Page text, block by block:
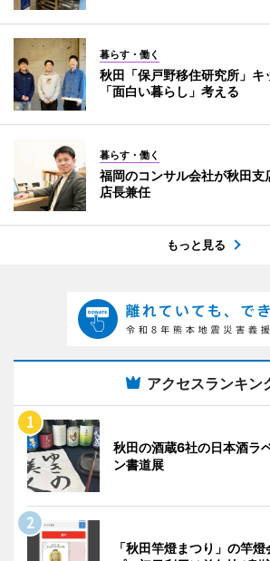
暮らす・働く
秋田「保戸野移住研究所」
「面白い暮らし」考える
暮らす・働く
福岡のコンサル会社が秋田
店長兼任
もっと見る
アクセスランキン
秋田の酒蔵6社の日本酒ラ
ン書道展
「秋田竿燈まつり」の竿